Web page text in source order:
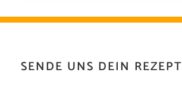
SENDE UNS DEIN REZEPT